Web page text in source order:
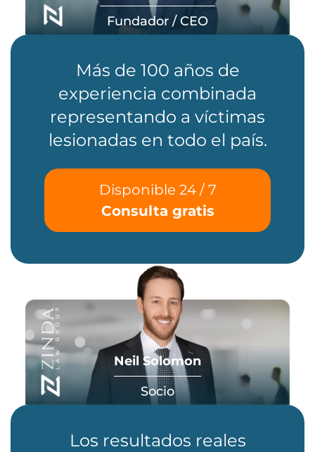
Fundador / CEO
Más de 100 años de
experiencia combinada
representando a víctimas
lesionadas en todo el país.
Disponible 24 / 7
Consulta gratis
Neil Solomon
Socio
Los resultados reales